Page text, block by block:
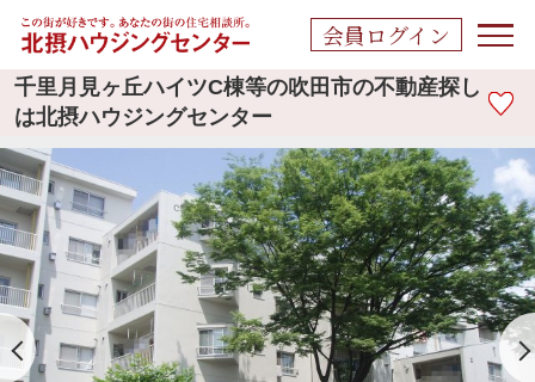
会員ログイン
千里月見ヶ丘ハイツC棟等の吹田市の不動産探し
は北摂ハウジングセンター